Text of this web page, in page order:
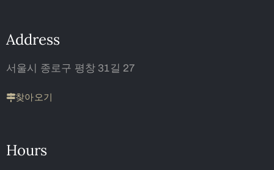
Address
서울시 종로구 평창 31길 27
찾아오기
Hours